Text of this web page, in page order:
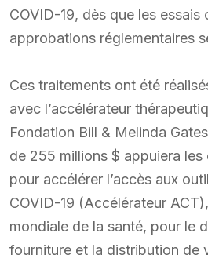
COVID-19, dès que les essais
approbations réglementaires
Ces traitements ont été
avec l’accélérateur
Fondation Bill & Melinda
de 255 millions $ appuiera
pour accélérer l’accès aux
COVID-19 (Accélérateur
mondiale de la santé, pour le
fourniture et la distribution de